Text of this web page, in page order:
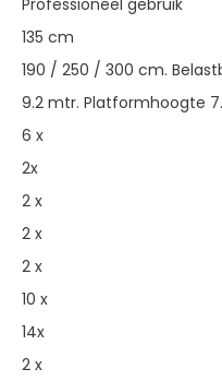
Professioneel gebruik
135 cm
190 / 250 / 300 cm.
9.2 mtr. Platformhoogte
6 x
2x
2 x
2 x
2 x
10 x
14x
2 x